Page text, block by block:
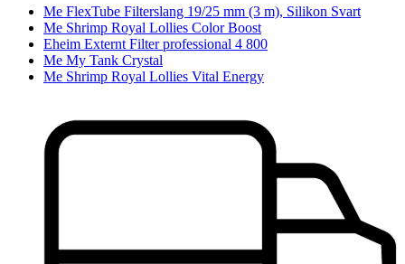
Me FlexTube Filterslang 19/25 mm (3 m), Silikon Svart
Me Shrimp Royal Lollies Color Boost
Eheim Externt Filter professional 4 800
Me My Tank Crystal
Me Shrimp Royal Lollies Vital Energy